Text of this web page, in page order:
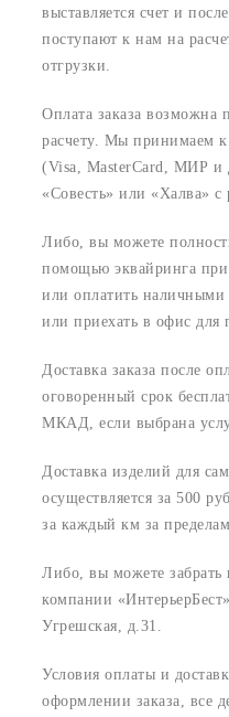
выставляется счет и
поступают к нам на
отгрузки.
Оплата заказа возможна
расчету. Мы принимаем к
(Visa, MasterCard, МИР и
«Совесть» или «Халва» с
Либо, вы можете
помощью эквайринга
или оплатить наличными
или приехать в офис для
Доставка заказа после
оговоренный срок
МКАД, если выбрана
Доставка изделий для
осуществляется за 500
за каждый км за
Либо, вы можете забрать
компании
Угрешская, д.31.
Условия оплаты и
оформлении заказа, все